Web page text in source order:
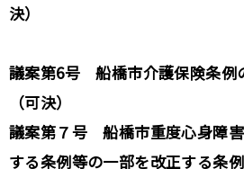
決）
議案第6号 船橋市介護保険条例
（可決）
議案第７号 船橋市重度心身障
する条例等の一部を改正する条例